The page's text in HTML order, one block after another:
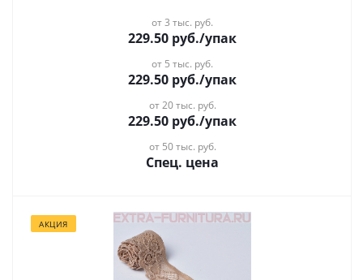
от 3 тыс. руб.
229.50 руб./упак
от 5 тыс. руб.
229.50 руб./упак
от 20 тыс. руб.
229.50 руб./упак
от 50 тыс. руб.
Спец. цена
АКЦИЯ